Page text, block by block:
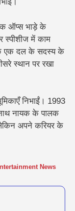
ऑप्स भाड़े के
स्पीशीज में काम
के एक दल के सदस्य के
स्थान पर रखा
निभाईं। 1993
नायक के पालक
अपने करियर के
News